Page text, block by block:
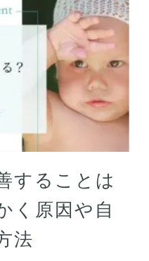
することは
く原因や自
法